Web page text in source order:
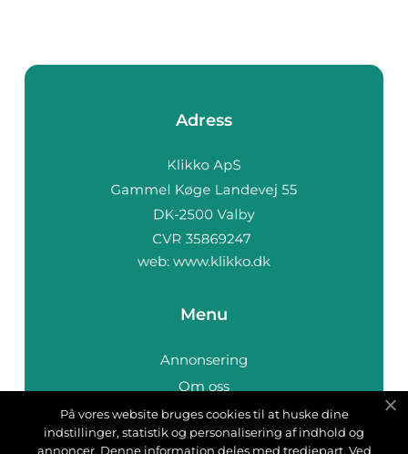
Adress
web: www.klikko.dk
Menu
Annonsering
Om oss
Cookies
Kontakta oss
På vores website bruges cookies til at huske dine
indstillinger, statistik og personalisering af indhold og
annoncer. Denne information deles med tredjepart. Ved